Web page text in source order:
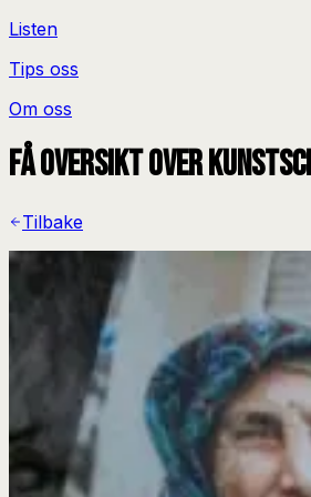
Listen
Tips oss
Om oss
Få oversikt over
Tilbake